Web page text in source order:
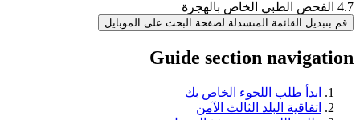
4.7 الفحص الطبي الخاص بالهجرة
قم بتبديل القائمة المنسدلة لصفحة البحث على الموبايل
Guide section navigation
ابدأ طلب اللجوء الخاص بك
اتفاقية البلد الثالث الآمن